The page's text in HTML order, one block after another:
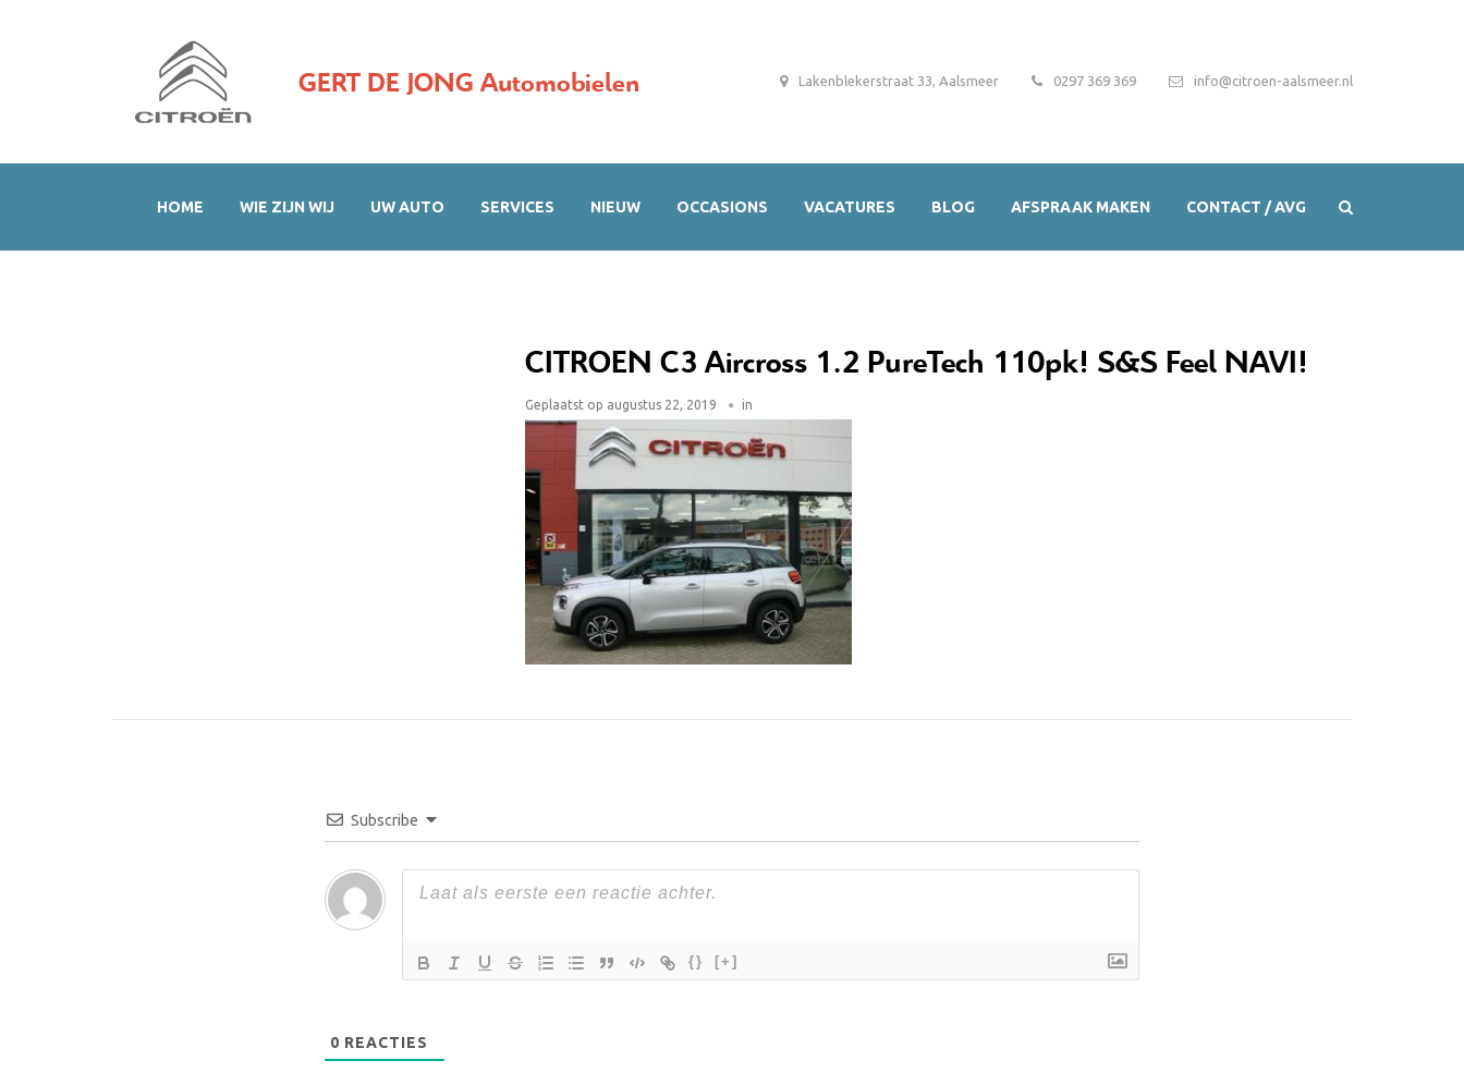
GERT DE JONG Automobielen Lakenblekerstraat 33, Aalsmeer 0297 369 369 info@citroen-aalsmeer.nl
HOME WIE ZIJN WIJ UW AUTO SERVICES NIEUW OCCASIONS VACATURES BLOG AFSPRAAK MAKEN CONTACT / AVG
CITROEN C3 Aircross 1.2 PureTech 110pk! S&S Feel NAVI!
Geplaatst op augustus 22, 2019 in
Subscribe
{} [+]
0 REACTIES